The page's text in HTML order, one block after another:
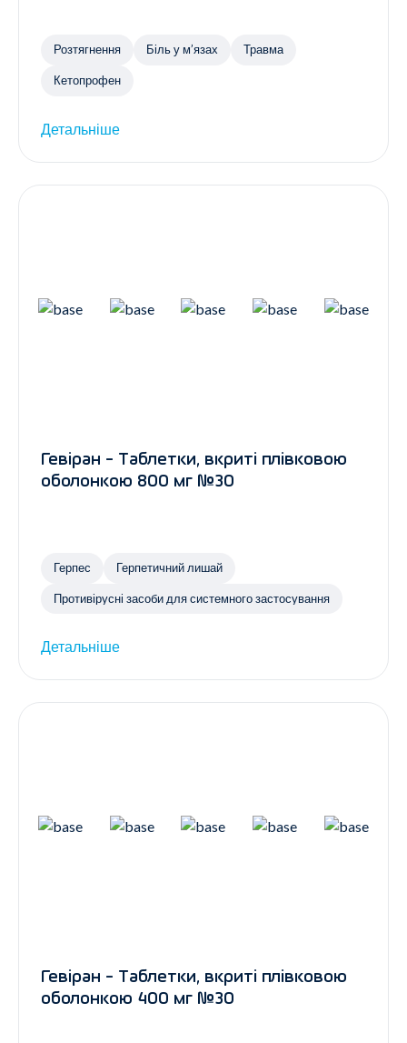
Розтягнення Біль у м’язах Травма
Кетопрофен
Детальніше
Гевіран - Таблетки, вкриті плівковою
оболонкою 800 мг №30
Герпес Герпетичний лишай
Противірусні засоби для системного застосування
Детальніше
Гевіран - Таблетки, вкриті плівковою
оболонкою 400 мг №30